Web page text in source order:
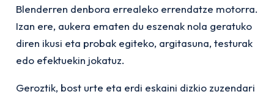
Blenderren denbora errealeko errendatze motorra.
Izan ere, aukera ematen du eszenak nola geratuko
diren ikusi eta probak egiteko, argitasuna, testurak
edo efektuekin jokatuz.
Geroztik, bost urte eta erdi eskaini dizkio zuzendari